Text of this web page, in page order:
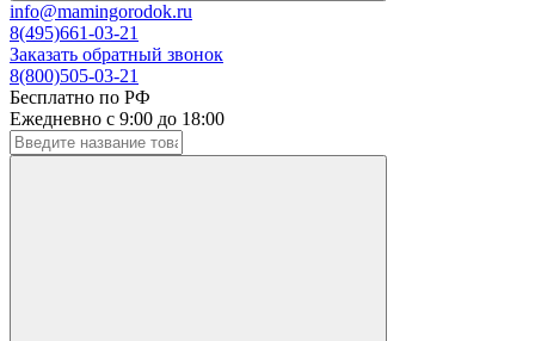
info@mamingorodok.ru
8(495)661-03-21
Заказать обратный звонок
8(800)505-03-21
Бесплатно по РФ
Ежедневно с 9:00 до 18:00